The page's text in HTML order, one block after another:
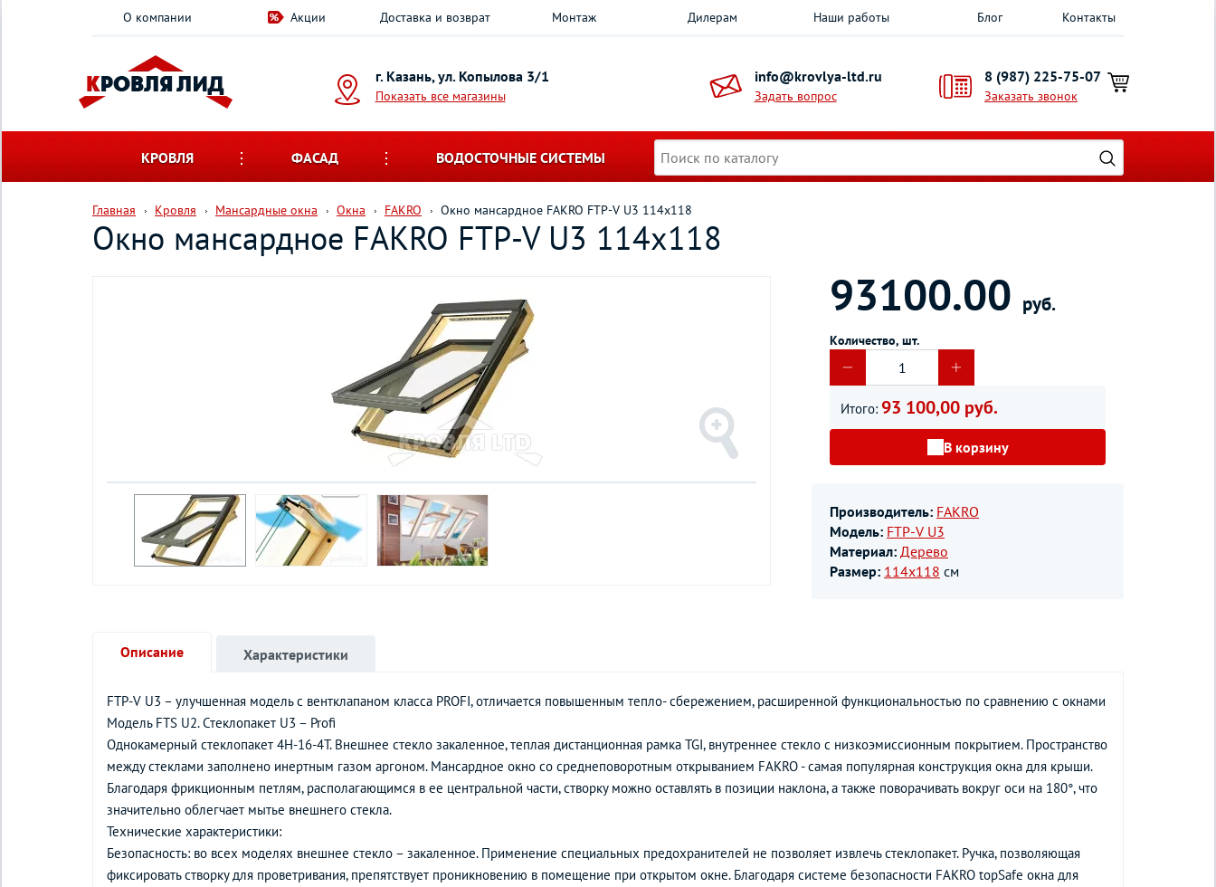
О компании Акции Доставка и возврат Монтаж Дилерам Наши работы Блог Контакты
г. Казань, ул. Копылова 3/1
Показать все магазины
info@krovlya-ltd.ru
Задать вопрос
8 (987) 225-75-07
Заказать звонок
КРОВЛЯ ФАСАД ВОДОСТОЧНЫЕ СИСТЕМЫ
Главная Кровля Мансардные окна Окна FAKRO Окно мансардное FAKRO FTP-V U3 114х118
Окно мансардное FAKRO FTP-V U3 114х118
93100.00 руб.
Количество, шт.
Итого: 93 100,00 руб.
В корзину
Производитель: FAKRO
Модель: FTP-V U3
Материал: Дерево
Размер: 114х118 см
Описание
FTP-V U3 – улучшенная модель с вентклапаном класса PROFI, отличается повышенным тепло- сбережением, расширенной функциональностью по сравнению с окнами
Модель FTS U2. Стеклопакет U3 – Profi
Однокамерный стеклопакет 4H-16-4T. Внешнее стекло закаленное, теплая дистанционная рамка TGI, внутреннее стекло с низкоэмиссионным покрытием. Пространство
между стеклами заполнено инертным газом аргоном. Мансардное окно со среднеповоротным открыванием FAKRO - самая популярная конструкция окна для крыши.
Благодаря фрикционным петлям, располагающимся в ее центральной части, створку можно оставлять в позиции наклона, а также поворачивать вокруг оси на 180°, что
значительно облегчает мытье внешнего стекла.
Технические характеристики:
Безопасность: во всех моделях внешнее стекло – закаленное. Применение специальных предохранителей не позволяет извлечь стеклопакет. Ручка, позволяющая
фиксировать створку для проветривания, препятствует проникновению в помещение при открытом окне. Благодаря системе безопасности FAKRO topSafe окна для
Характеристики